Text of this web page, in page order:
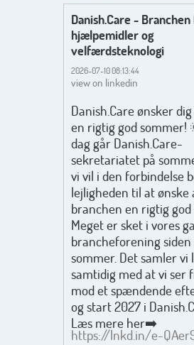
Danish.Care -
hjælpemidler og
velfærdsteknologi
2026-07-10 08:13:44
view on linkedin
Danish.Care ønsker
en rigtig god sommer!
dag går Danish.Care-
sekretariatet på
vi vil i den forbindelse
lejligheden til at ønske
branchen en rigtig
Meget er sket i vores
brancheforening siden
sommer. Det samler vi
samtidig med at vi ser
mod et spændende
og start 2027 i
Læs mere her➡️
https://lnkd.in/e-